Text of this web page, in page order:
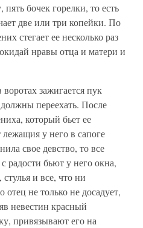
бочек горелки, то есть
две или три копейки. По
стегает ее несколько раз
нравы отца и матери и
зажигается пук
переехать. После
который бьет ее
у него в сапоге
свое девство, то все
радости бьют у него окна,
и все, что ни
не только не досадует,
невестин красный
привязывают его на